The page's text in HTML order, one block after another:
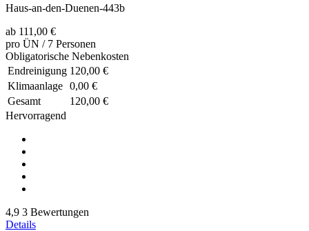
Haus-an-den-Duenen-443b
ab 111,00 €
pro ÜN / 7 Personen
Obligatorische Nebenkosten
Endreinigung 120,00 €
Klimaanlage 0,00 €
Gesamt
120,00 €
Hervorragend
4,9 3 Bewertungen
Details